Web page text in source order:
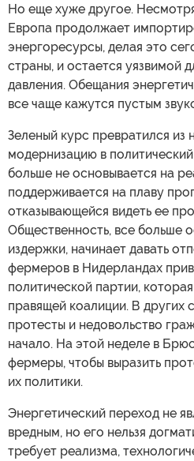
Но еще хуже другое.
Европа продолжает
энергоресурсы, делая это
страны, и остается уязвимой
давления. Обещания
все чаще кажутся пустым
Зеленый курс превратился из
модернизацию в
больше не основывается на
поддерживается на плаву
отказывающейся видеть ее
Общественность, все больше
издержки, начинает давать
фермеров в Нидерландах
политической партии,
правящей коалиции. В других
протесты и недовольство
начало. На этой неделе в
фермеры, чтобы выразить
их политики.
Энергетический переход не
вредным, но его нельзя
требует реализма,